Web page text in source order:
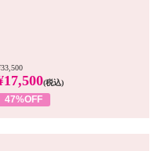
(税込)
47%OFF